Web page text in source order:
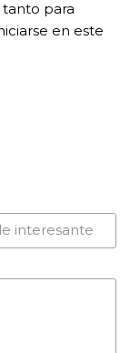
para
en este